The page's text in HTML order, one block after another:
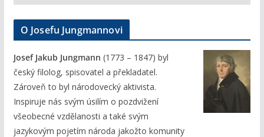
O Josefu Jungmannovi
Josef Jakub Jungmann (1773 – 1847) byl
český filolog, spisovatel a překladatel.
Zároveň to byl národovecký aktivista.
Inspiruje nás svým úsilím o pozdvižení
všeobecné vzdělanosti a také svým
jazykovým pojetím národa jakožto komunity